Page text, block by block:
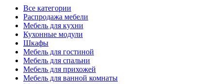
Все категории
Распродажа мебели
Мебель для кухни
Кухонные модули
Шкафы
Мебель для гостиной
Мебель для спальни
Мебель для прихожей
Мебель для ванной комнаты